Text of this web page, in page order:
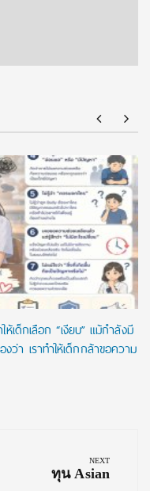
ห้เด็กเลือก “เงียบ” แม้กำลังมี
ว่า เราทำให้เด็กกล้าขอความ
NEXT
Next
ทุน Asian